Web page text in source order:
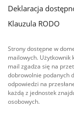
Deklaracja
Klauzula RODO
Strony dostępne w
mailowych. Użytkownik
mail zgadza się na
dobrowolnie podanych
odpowiedzi na
każdą z jednostek
osobowych.